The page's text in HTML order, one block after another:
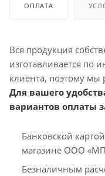
ОПЛАТА
Вся продукция
изготавливается по
клиента, поэтому мы
Для вашего
вариантов оплаты
Банковской
магазине ООО
Безналичным